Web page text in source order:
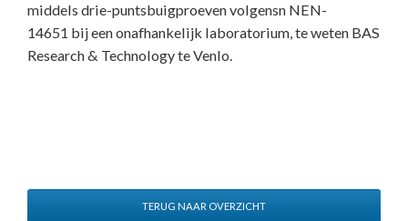
middels drie-puntsbuigproeven volgensn NEN-
14651 bij een onafhankelijk laboratorium, te weten BAS
Research & Technology te Venlo.
TERUG NAAR OVERZICHT